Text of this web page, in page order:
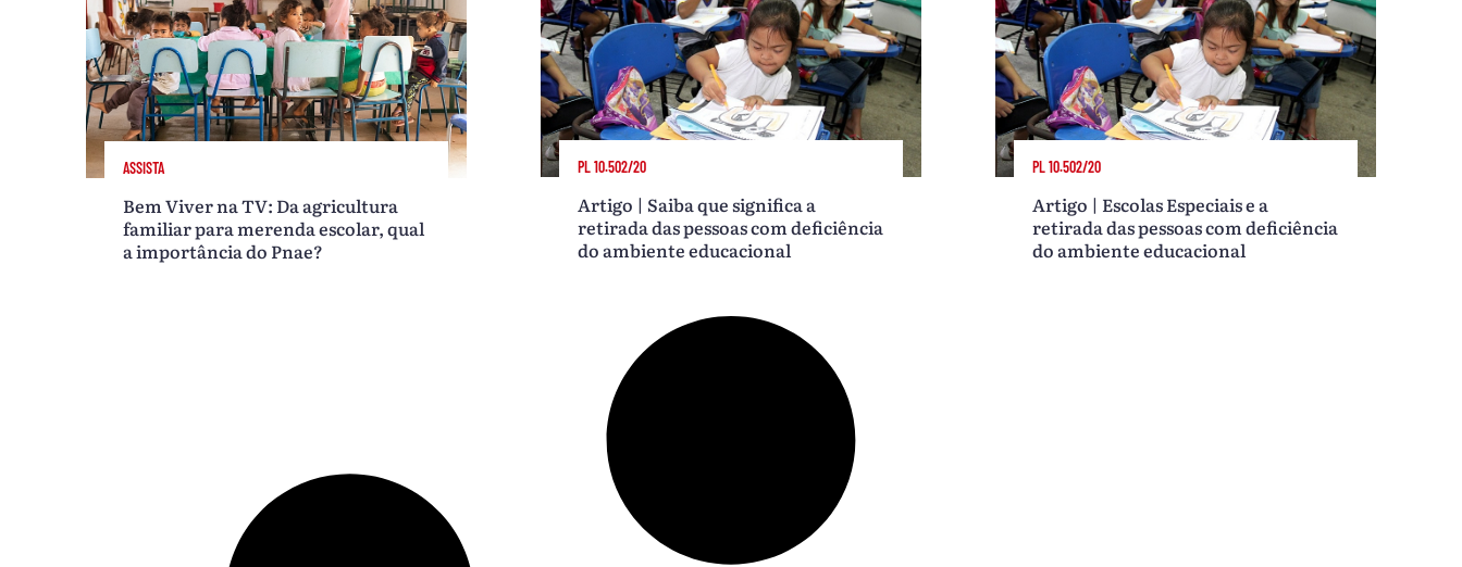
ASSISTA
Bem Viver na TV: Da agricultura
familiar para merenda escolar, qual
a importância do Pnae?
PL 10.502/20
Artigo | Saiba que significa a
retirada das pessoas com deficiência
do ambiente educacional
PL 10.502/20
Artigo | Escolas Especiais e a
retirada das pessoas com deficiência
do ambiente educacional